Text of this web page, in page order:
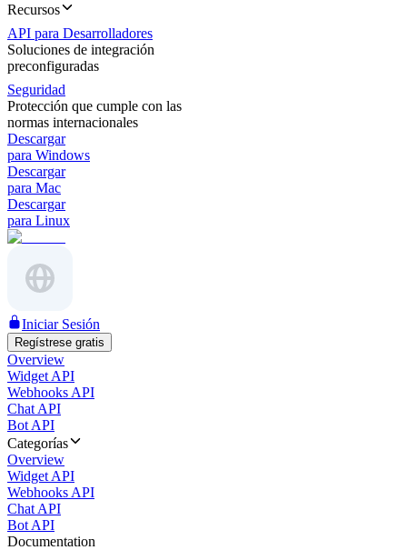
Recursos
API para Desarrolladores
Soluciones de integración
preconfiguradas
Seguridad
Protección que cumple con las
normas internacionales
Descargar
para Windows
Descargar
para Mac
Descargar
para Linux
Iniciar Sesión
Regístrese gratis
Overview
Widget API
Webhooks API
Chat API
Bot API
Categorías
Overview
Widget API
Webhooks API
Chat API
Bot API
Documentation